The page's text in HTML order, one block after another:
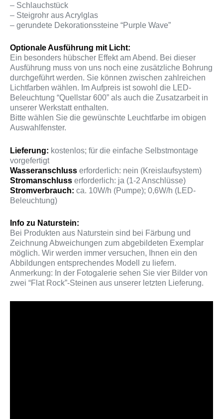
– Schlauchstück
– Steigrohr aus Acrylglas
– gerundete Dekorationssteine “Purple Wave”
Optionale Ausführung mit Licht:
Ein besonders hübscher Effekt am Abend. Bei dieser
Ausführung muss von uns noch eine zusätzliche Bohrung
durchgeführt werden. Sie können zwischen zahlreichen
Lichtfarben wählen. Im Aufpreis ist sowohl die LED-
Beleuchtung “Quellstar 600” als auch die Zusatzarbeit in
unserer Werkstatt enthalten.
Bitte wählen Sie die gewünschte Leuchtfarbe im obigen
Auswahlfenster.
Lieferung: kostenlos; für die einfache Selbstmontage
vorgefertigt
Wasseranschluss erforderlich: nein (Kreislaufsystem)
Stromanschluss erforderlich: ja (1-2 Anschlüsse)
Stromverbrauch: ca. 10W/h (Pumpe); 0,6W/h (LED-
Beleuchtung)
Info zu Naturstein:
Bei Produkten aus Naturstein sind bei Färbung und
Zeichnung Abweichungen zum abgebildeten Exemplar
möglich. Wir werden immer versuchen, Ihnen ein den
Abbildungen entsprechendes Modell zu liefern.
Anmerkung: In der Fotogalerie sehen Sie vier Bilder von
zwei “Flat Rock”-Steinen aus unserer letzten Lieferung.